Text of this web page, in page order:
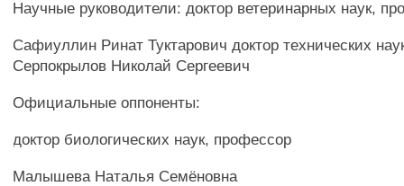
Научные руководители: доктор ветеринарных наук,
Сафиуллин Ринат Туктарович доктор технических
Серпокрылов Николай Сергеевич
Официальные оппоненты:
доктор биологических наук, профессор
Малышева Наталья Семёновна